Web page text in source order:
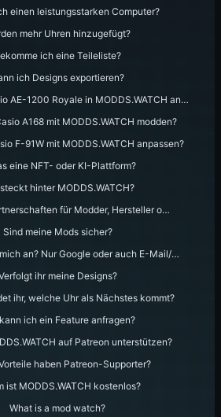
einen leistungsstarken Computer?
mehr Uhren hinzugefügt?
ich eine Teileliste?
ich Designs exportieren?
AE-1200 Royale in MODDS.WATCH an…
A168 mit MODDS.WATCH modden?
F-91W mit MODDS.WATCH anpassen?
eine NFT- oder KI-Plattform?
hinter MODDS.WATCH?
für Modder, Hersteller o…
Sind meine Mods sicher?
an? Nur Google oder auch E-Mail/…
ihr meine Designs?
ihr, welche Uhr als Nächstes kommt?
ich ein Feature anfragen?
auf Patreon unterstützen?
haben Patreon-Supporter?
ist MODDS.WATCH kostenlos?
What is a mod watch?